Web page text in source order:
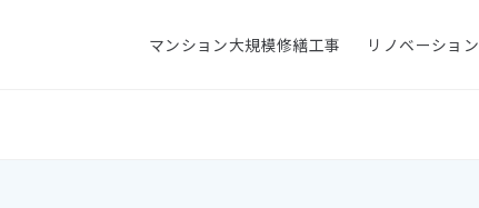
マンション大規模修繕工事 リノベーション